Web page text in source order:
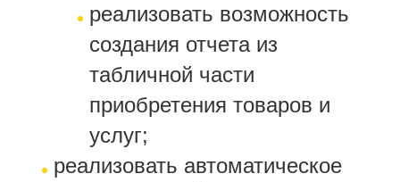
реализовать возможность
создания отчета из
табличной части
приобретения товаров и
услуг;
реализовать автоматическое